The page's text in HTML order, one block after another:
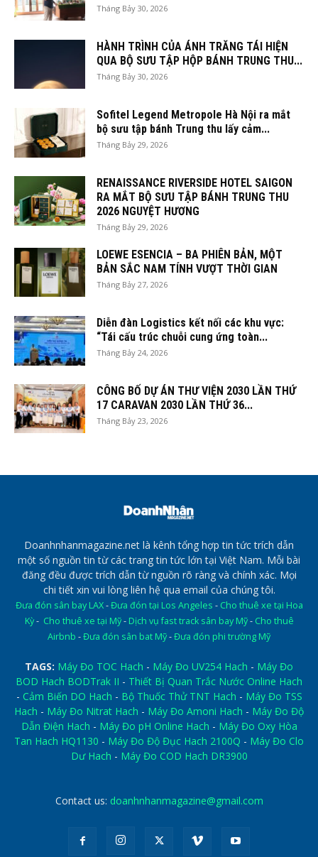
Tháng Bảy 30, 2026
HÀNH TRÌNH CỦA ÁNH TRĂNG TÁI HIỆN
QUA BỘ SƯU TẬP HỘP BÁNH TRUNG THU...
Tháng Bảy 30, 2026
Sofitel Legend Metropole Hà Nội ra mắt
bộ sưu tập bánh Trung thu lấy cảm...
Tháng Bảy 29, 2026
RENAISSANCE RIVERSIDE HOTEL SAIGON
RA MẮT BỘ SƯU TẬP BÁNH TRUNG THU
2026 NGUYỆT HƯƠNG
Tháng Bảy 29, 2026
LOEWE ESENCIA – BA PHIÊN BẢN, MỘT
BẢN SẮC NAM TÍNH VƯỢT THỜI GIAN
Tháng Bảy 27, 2026
Diễn đàn Logistics kết nối các khu vực:
“Tái cấu trúc chuỗi cung ứng toàn...
Tháng Bảy 24, 2026
CÔNG BỐ DỰ ÁN THƯ VIỆN 2030 LẦN THỨ
17 CARAVAN 2030 LẦN THỨ 36...
Tháng Bảy 23, 2026
Doanhnhanmagazine.net là kênh tổng hợp tin tức trích dẫn
một số nguồn tin từ các trang tin tức lớn tại Việt Nam. Mỗi bài
đăng đều được trích dẫn từ nguồn rõ ràng và chính xác. Mọi
chi tiết xin vui lòng liên hệ qua email của chúng tôi.
Đưa đón sân bay LAX-Đưa đón tại Los Angeles - Cho thuê xe tại Hoa
Kỳ- Cho thuê xe tại Mỹ- Dịch vụ fast track sân bay Mỹ- Cho thuê
Airbnb -Đưa đón sân bat Mỹ-Đưa đón phi trường Mỹ
TAGS: Máy Đo TOC Hach - Máy Đo UV254 Hach - Máy Đo
BOD Hach BODTrak II - Thiết Bị Quan Trắc Nước Online Hach
- Cảm Biến DO Hach - Bộ Thuốc Thử TNT Hach - Máy Đo TSS
Hach - Máy Đo Nitrat Hach - Máy Đo Amoni Hach - Máy Đo Độ
Dẫn Điện Hach - Máy Đo pH Online Hach - Máy Đo Oxy Hòa
Tan Hach HQ1130 - Máy Đo Độ Đục Hach 2100Q - Máy Đo Clo
Dư Hach - Máy Đo COD Hach DR3900
Contact us: doanhnhanmagazine@gmail.com